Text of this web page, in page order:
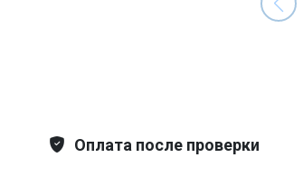
Оплата после проверки